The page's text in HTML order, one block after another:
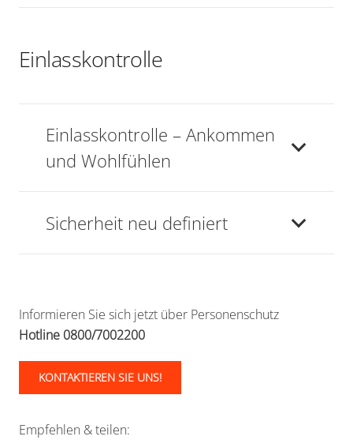
Einlasskontrolle
Einlasskontrolle – Ankommen
und Wohlfühlen
Sicherheit neu definiert
Informieren Sie sich jetzt über Personenschutz
Hotline 0800/7002200
KONTAKTIEREN SIE UNS!
Empfehlen & teilen: